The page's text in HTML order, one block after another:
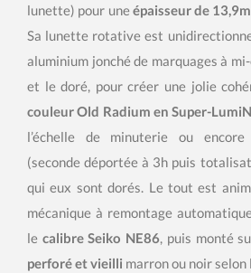
lunette) pour uneépaisseur de
Sa lunette rotative est
aluminium jonché de marquages à
et le doré, pour créer une jolie
couleur Old Radium en Super-
l’échelle de minuterie ou encore
(seconde déportée à 3h puis
qui eux sont dorés. Le tout est
mécanique à remontage
le calibre Seiko NE86, puis monté
perforé et vieilli marron ou noir selon